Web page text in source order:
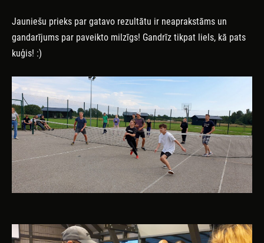
Jauniešu prieks par gatavo rezultātu ir neaprakstāms un
gandarījums par paveikto milzīgs! Gandrīz tikpat liels, kā pats
kuģis! :)